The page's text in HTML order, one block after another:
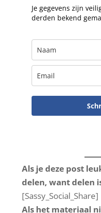
Je gegevens zijn
derden bekend
Als je deze post
delen, want delen
[Sassy_Social_Share]
Als het materiaal